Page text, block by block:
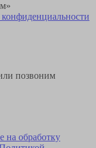
позвоним
на обработку